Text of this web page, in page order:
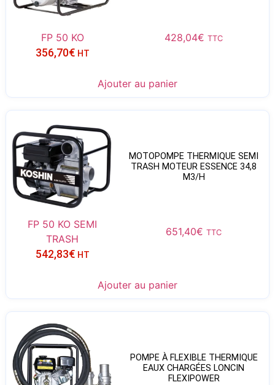
FP 50 KO 428,04€ TTC
356,70€ HT
Ajouter au panier
MOTOPOMPE THERMIQUE SEMI
TRASH MOTEUR ESSENCE 34,8
M3/H
FP 50 KO SEMI
TRASH
651,40€ TTC
542,83€ HT
Ajouter au panier
POMPE À FLEXIBLE THERMIQUE
EAUX CHARGÉES LONCIN
FLEXIPOWER